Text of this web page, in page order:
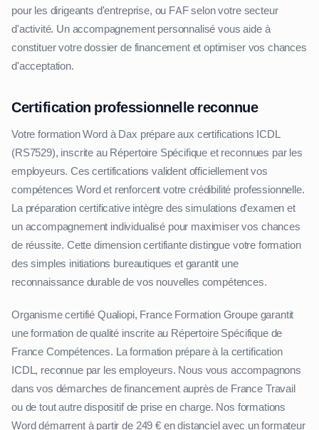
pour les dirigeants d'entreprise, ou FAF selon votre secteur
d'activité. Un accompagnement personnalisé vous aide à
constituer votre dossier de financement et optimiser vos chances
d'acceptation.
Certification professionnelle reconnue
Votre formation Word à Dax prépare aux certifications ICDL
(RS7529), inscrite au Répertoire Spécifique et reconnues par les
employeurs. Ces certifications valident officiellement vos
compétences Word et renforcent votre crédibilité professionnelle.
La préparation certificative intègre des simulations d'examen et
un accompagnement individualisé pour maximiser vos chances
de réussite. Cette dimension certifiante distingue votre formation
des simples initiations bureautiques et garantit une
reconnaissance durable de vos nouvelles compétences.
Organisme certifié Qualiopi, France Formation Groupe garantit
une formation de qualité inscrite au Répertoire Spécifique de
France Compétences. La formation prépare à la certification
ICDL, reconnue par les employeurs. Nous vous accompagnons
dans vos démarches de financement auprès de France Travail
ou de tout autre dispositif de prise en charge. Nos formations
Word démarrent à partir de 249 € en distanciel avec un formateur